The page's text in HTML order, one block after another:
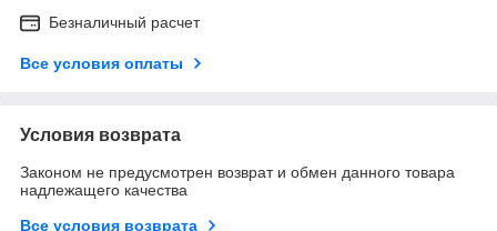
Безналичный расчет
Все условия оплаты
Условия возврата
Законом не предусмотрен возврат и обмен данного товара
надлежащего качества
Все условия возврата